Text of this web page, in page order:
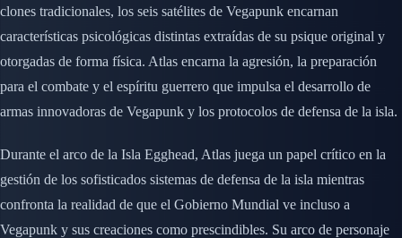
clones tradicionales, los seis satélites de Vegapunk encarnan
características psicológicas distintas extraídas de su psique original y
otorgadas de forma física. Atlas encarna la agresión, la preparación
para el combate y el espíritu guerrero que impulsa el desarrollo de
armas innovadoras de Vegapunk y los protocolos de defensa de la isla.
Durante el arco de la Isla Egghead, Atlas juega un papel crítico en la
gestión de los sofisticados sistemas de defensa de la isla mientras
confronta la realidad de que el Gobierno Mundial ve incluso a
Vegapunk y sus creaciones como prescindibles. Su arco de personaje